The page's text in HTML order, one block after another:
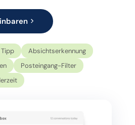
Absichtserkennung
Posteingang-Filter